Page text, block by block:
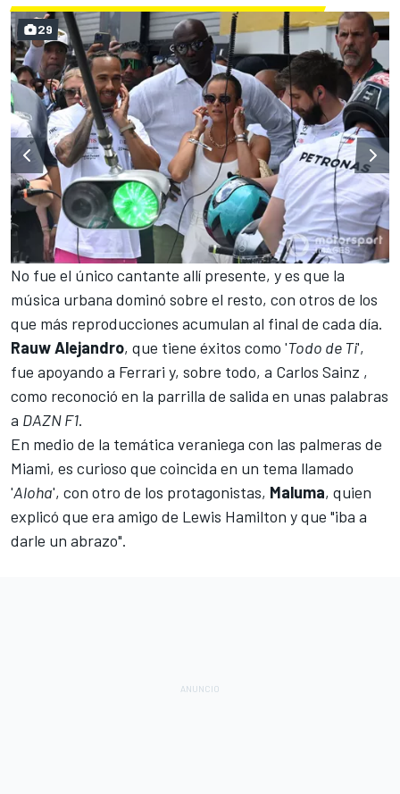
29
No fue el único cantante allí presente, y es que la
música urbana dominó sobre el resto, con otros de los
que más reproducciones acumulan al final de cada día.
Rauw Alejandro, que tiene éxitos como 'Todo de Ti',
fue apoyando a Ferrari y, sobre todo, a Carlos Sainz ,
como reconoció en la parrilla de salida en unas palabras
a DAZN F1.
En medio de la temática veraniega con las palmeras de
Miami, es curioso que coincida en un tema llamado
'Aloha', con otro de los protagonistas, Maluma, quien
explicó que era amigo de Lewis Hamilton y que "iba a
darle un abrazo".